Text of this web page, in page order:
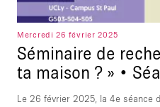
Mercredi 26 février 2025
Séminaire de
ta maison ? » •
Le 26 février 2025, la 4e séance